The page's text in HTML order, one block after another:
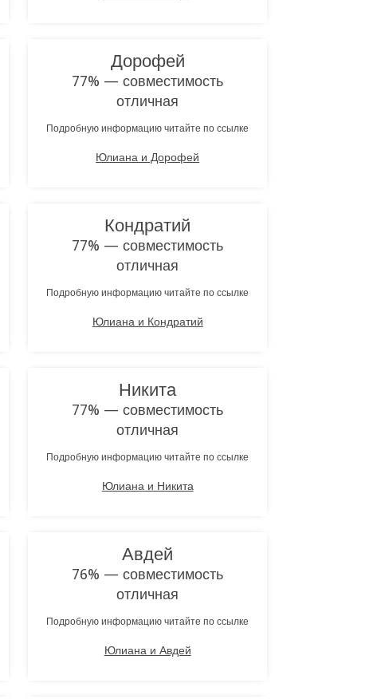
Дорофей
77% — совместимость
отличная
Подробную информацию читайте по ссылке
Юлиана и Дорофей
Кондратий
77% — совместимость
отличная
Подробную информацию читайте по ссылке
Юлиана и Кондратий
Никита
77% — совместимость
отличная
Подробную информацию читайте по ссылке
Юлиана и Никита
Авдей
76% — совместимость
отличная
Подробную информацию читайте по ссылке
Юлиана и Авдей